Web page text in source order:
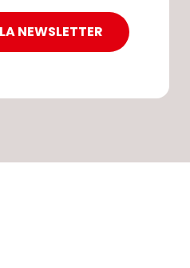
NEWSLETTER